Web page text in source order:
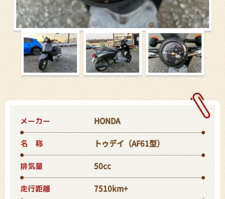
メーカー HONDA
名 称 トゥデイ（AF61型）
排気量 50cc
走行距離 7510km+